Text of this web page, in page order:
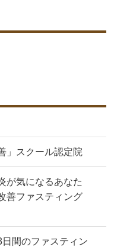
」スクール認定院
が気になるあなた
善ファスティング
間のファスティン